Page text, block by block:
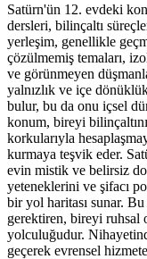
Satürn'ün 12. evdeki
dersleri, bilinçaltı
yerleşim, genellikle
çözülmemiş temaları,
ve görünmeyen
yalnızlık ve içe
bulur, bu da onu içsel
konum, bireyi
korkularıyla
kurmaya teşvik eder.
evin mistik ve belirsiz
yeteneklerini ve şifacı
bir yol haritası sunar.
gerektiren, bireyi ruhsal
yolculuğudur.
geçerek evrensel